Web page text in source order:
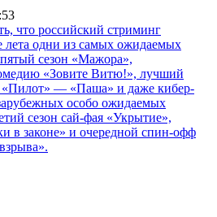
что российский стриминг
лета одни из самых ожидаемых
пятый сезон «Мажора»,
«Зовите Витю!», лучший
«Пилот» — «Паша» и даже кибер-
особо ожидаемых
сезон сай-фая «Укрытие»,
в законе» и очередной спин-офф